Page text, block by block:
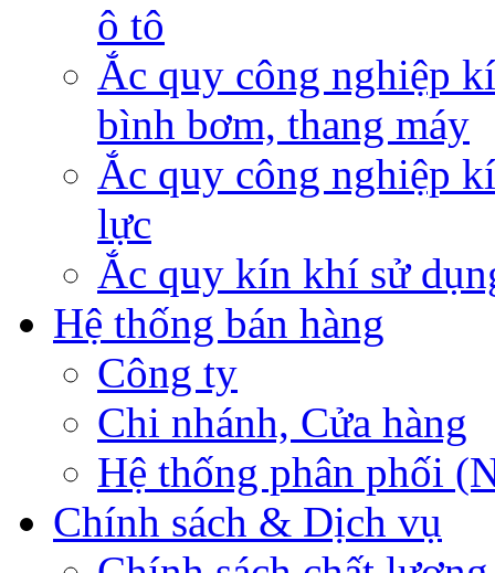
ô tô
Ắc quy công nghiệp
bình bơm, thang máy
Ắc quy công nghiệp
lực
Ắc quy kín khí sử
Hệ thống bán hàng
Công ty
Chi nhánh, Cửa hàng
Hệ thống phân phối
Chính sách & Dịch vụ